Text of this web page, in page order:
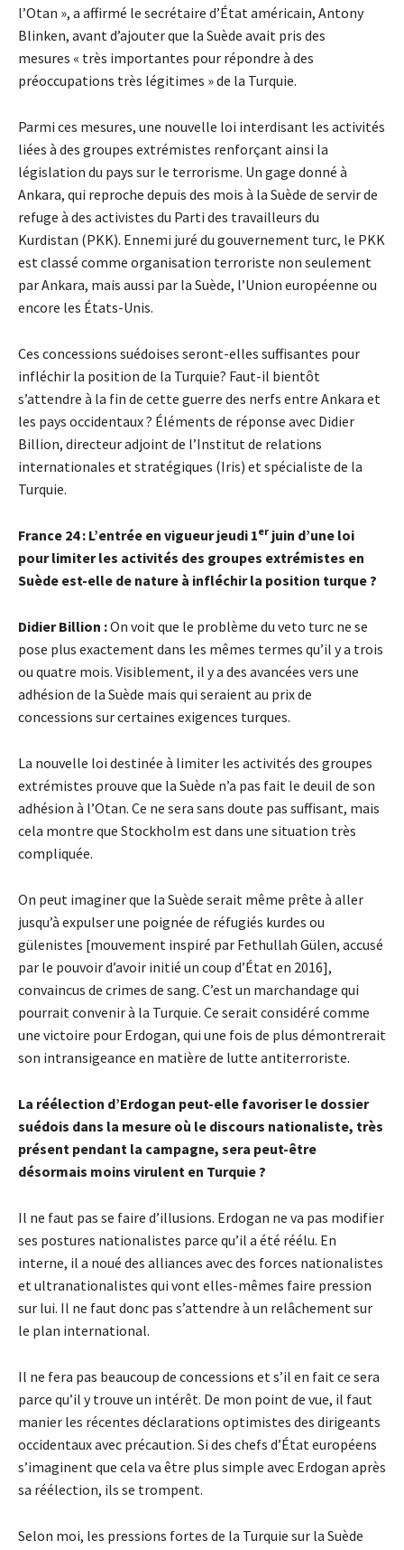
l’Otan », a affirmé le secrétaire d’État américain, Antony
Blinken, avant d’ajouter que la Suède avait pris des
mesures « très importantes pour répondre à des
préoccupations très légitimes » de la Turquie.
Parmi ces mesures, une nouvelle loi interdisant les activités
liées à des groupes extrémistes renforçant ainsi la
législation du pays sur le terrorisme. Un gage donné à
Ankara, qui reproche depuis des mois à la Suède de servir de
refuge à des activistes du Parti des travailleurs du
Kurdistan (PKK). Ennemi juré du gouvernement turc, le PKK
est classé comme organisation terroriste non seulement
par Ankara, mais aussi par la Suède, l’Union européenne ou
encore les États-Unis.
Ces concessions suédoises seront-elles suffisantes pour
infléchir la position de la Turquie? Faut-il bientôt
s’attendre à la fin de cette guerre des nerfs entre Ankara et
les pays occidentaux ? Éléments de réponse avec Didier
Billion, directeur adjoint de l’Institut de relations
internationales et stratégiques (Iris) et spécialiste de la
Turquie.
France 24 : L’entrée en vigueur jeudi 1er juin d’une loi
pour limiter les activités des groupes extrémistes en
Suède est-elle de nature à infléchir la position turque?
Didier Billion :On voit que le problème du veto turc ne se
pose plus exactement dans les mêmes termes qu’il y a trois
ou quatre mois. Visiblement, il y a des avancées vers une
adhésion de la Suède mais qui seraient au prix de
concessions sur certaines exigences turques.
La nouvelle loi destinée à limiter les activités des groupes
extrémistes prouve que la Suède n’a pas fait le deuil de son
adhésion à l’Otan. Ce ne sera sans doute pas suffisant, mais
cela montre que Stockholm est dans une situation très
compliquée.
On peut imaginer que la Suède serait même prête à aller
jusqu’à expulser une poignée de réfugiés kurdes ou
gülenistes [mouvement inspiré par Fethullah Gülen, accusé
par le pouvoir d’avoir initié un coup d’État en 2016],
convaincus de crimes de sang. C’est un marchandage qui
pourrait convenir à la Turquie. Ce serait considéré comme
une victoire pour Erdogan, qui une fois de plus démontrerait
son intransigeance en matière de lutte antiterroriste.
La réélection d’Erdogan peut-elle favoriser le dossier
suédois dans la mesure où le discours nationaliste, très
présent pendant la campagne, sera peut-être
désormais moins virulent en Turquie ?
Il ne faut pas se faire d’illusions. Erdogan ne va pas modifier
ses postures nationalistes parce qu’il a été réélu. En
interne, il a noué des alliances avec des forces nationalistes
et ultranationalistes qui vont elles-mêmes faire pression
sur lui. Il ne faut donc pas s’attendre à un relâchement sur
le plan international.
Il ne fera pas beaucoup de concessions et s’il en fait ce sera
parce qu’il y trouve un intérêt. De mon point de vue, il faut
manier les récentes déclarations optimistes des dirigeants
occidentaux avec précaution. Si des chefs d’État européens
s’imaginent que cela va être plus simple avec Erdogan après
sa réélection, ils se trompent.
Selon moi, les pressions fortes de la Turquie sur la Suède